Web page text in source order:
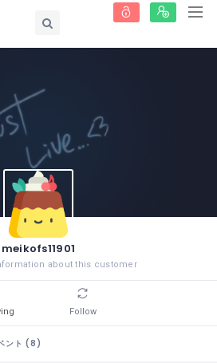
meikofs11901
about this customer
Follow
ント (8)